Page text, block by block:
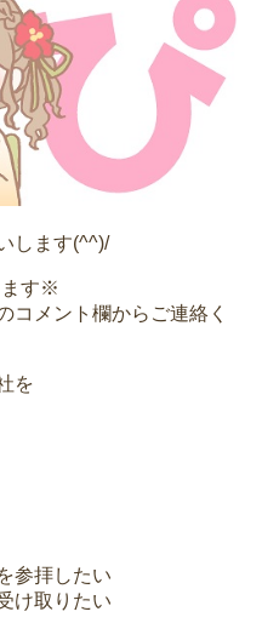
します(^^)/
ます※
コメント欄からご連絡く
を
参拝したい
け取りたい